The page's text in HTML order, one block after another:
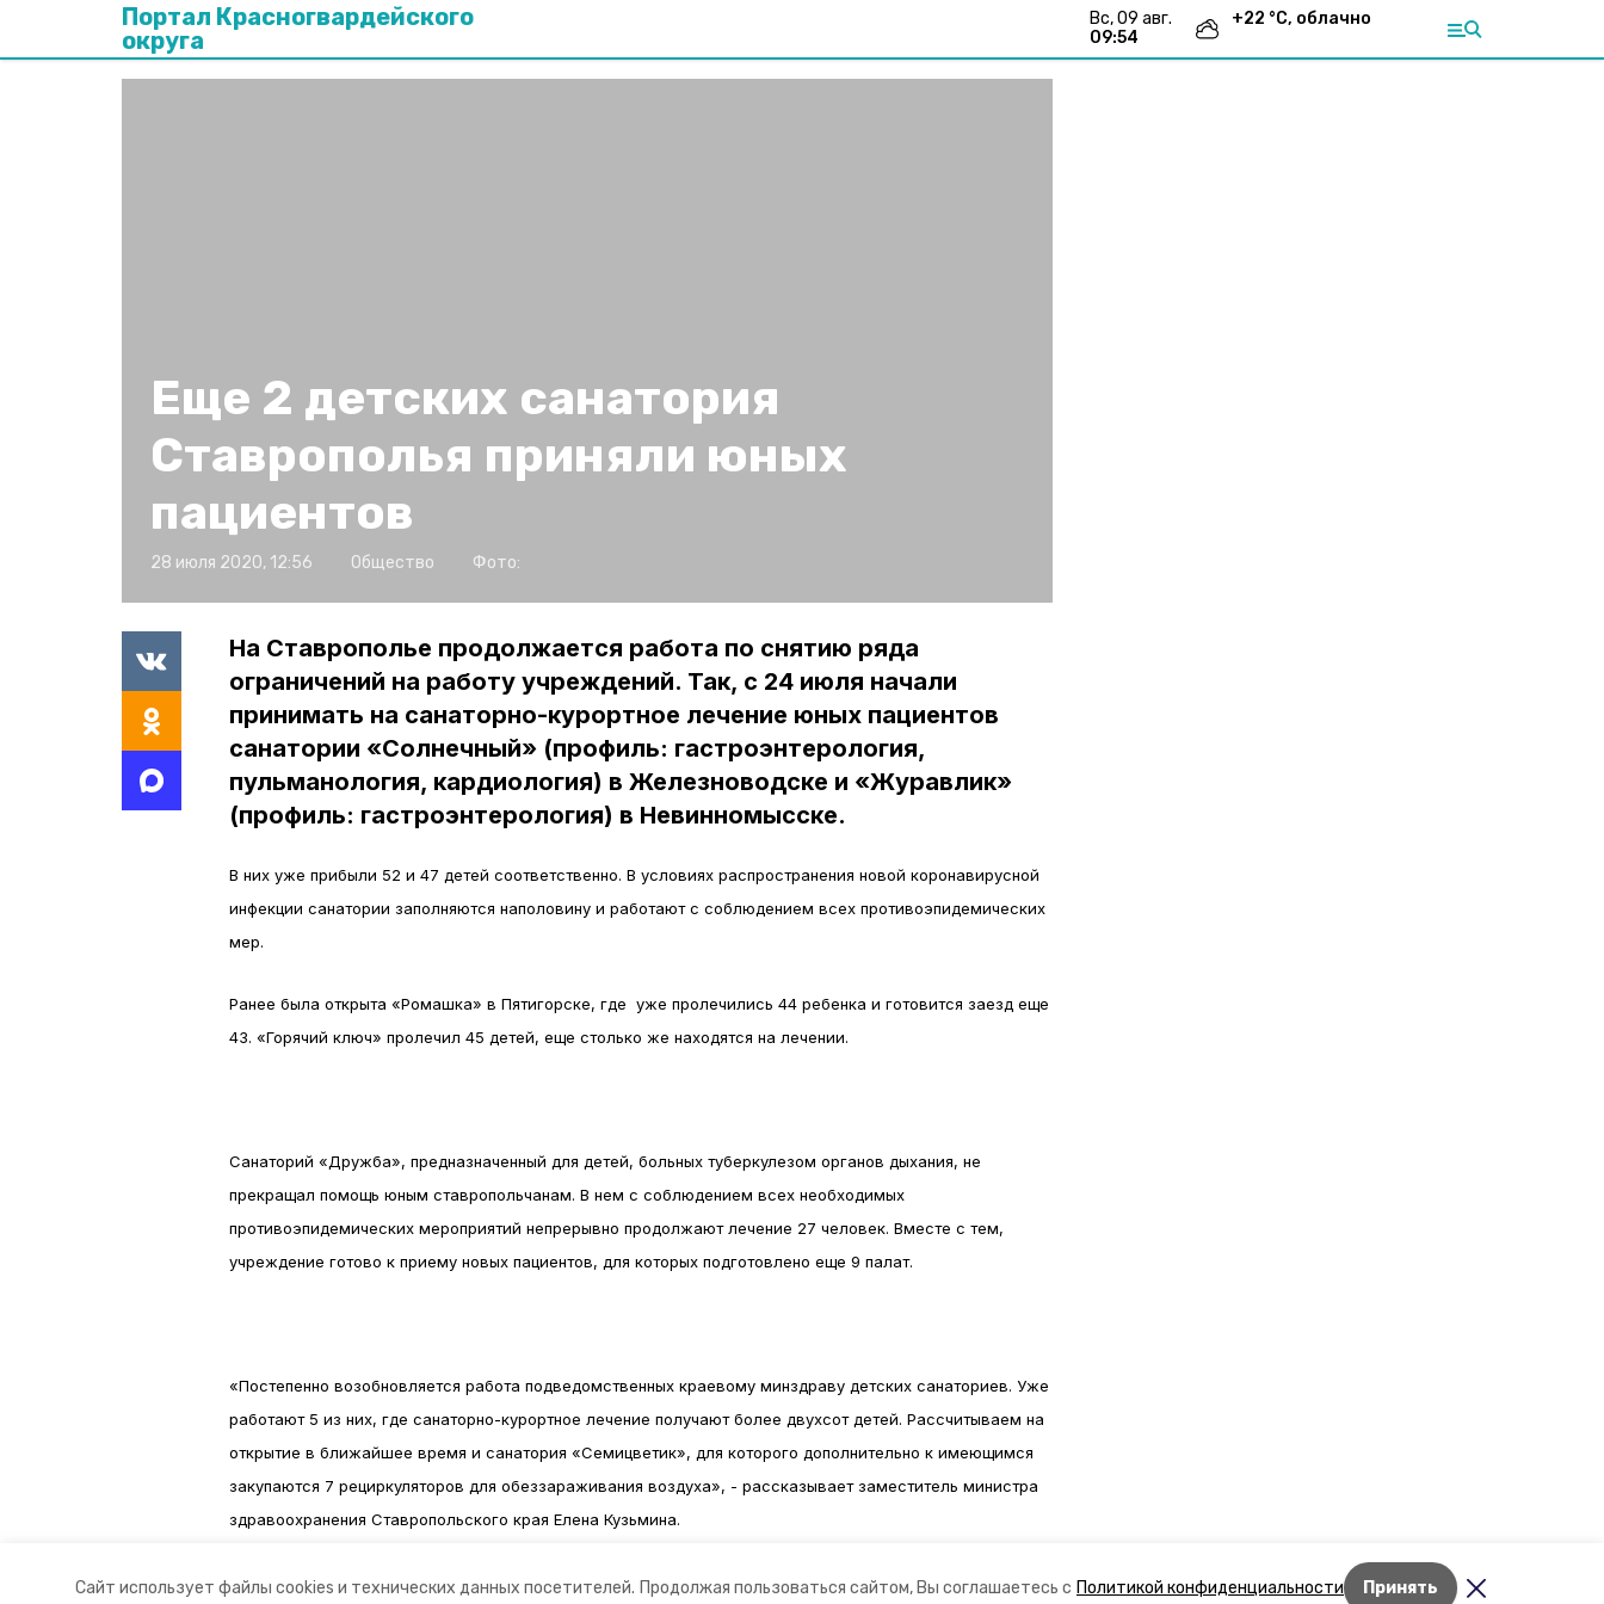
Сайт использует файлы cookies и технических данных посетителей. Продолжая пользоваться сайтом, Вы соглашаетесь с Политикой конфиденциальности Принять
Портал Красногвардейского
округа
вс, 09 авг.
09:54
+22 °С, облачно
Лента новостей
Еще 2 детских санатория
Ставрополья приняли юных
пациентов
28 июля 2020, 12:56 Общество Фото:
На Ставрополье продолжается работа по снятию ряда
ограничений на работу учреждений. Так, с 24 июля начали
принимать на санаторно-курортное лечение юных пациентов
санатории «Солнечный» (профиль: гастроэнтерология,
пульманология, кардиология) в Железноводске и «Журавлик»
(профиль: гастроэнтерология) в Невинномысске.
В них уже прибыли 52 и 47 детей соответственно. В условиях распространения новой коронавирусной
инфекции санатории заполняются наполовину и работают с соблюдением всех противоэпидемических
мер.
Ранее была открыта «Ромашка» в Пятигорске, где уже пролечились 44 ребенка и готовится заезд еще
43. «Горячий ключ» пролечил 45 детей, еще столько же находятся на лечении.
Санаторий «Дружба», предназначенный для детей, больных туберкулезом органов дыхания, не
прекращал помощь юным ставропольчанам. В нем с соблюдением всех необходимых
противоэпидемических мероприятий непрерывно продолжают лечение 27 человек. Вместе с тем,
учреждение готово к приему новых пациентов, для которых подготовлено еще 9 палат.
«Постепенно возобновляется работа подведомственных краевому минздраву детских санаториев. Уже
работают 5 из них, где санаторно-курортное лечение получают более двухсот детей. Рассчитываем на
открытие в ближайшее время и санатория «Семицветик», для которого дополнительно к имеющимся
закупаются 7 рециркуляторов для обеззараживания воздуха», - рассказывает заместитель министра
здравоохранения Ставропольского края Елена Кузьмина.